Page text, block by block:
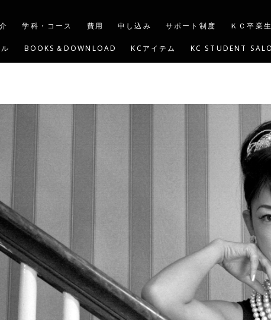
学科・コース 費用 申し込み サポート制度 ＫＣ卒業
BOOKS＆DOWNLOAD KCアイテム KC STUDENT